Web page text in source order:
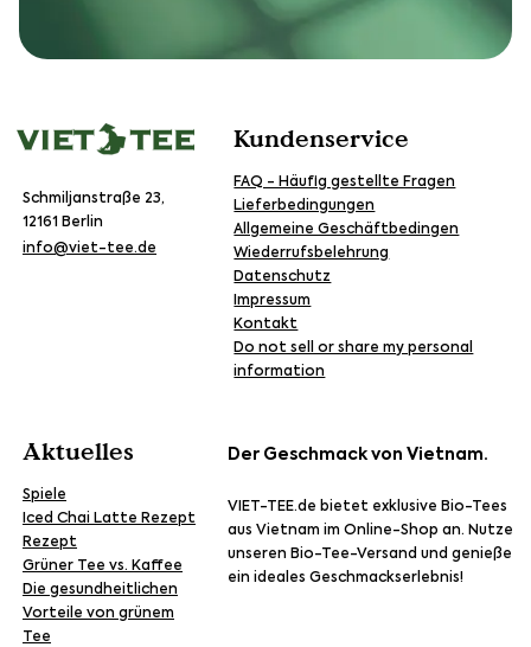
Schmiljanstraße 23,
12161 Berlin
info@viet-tee.de
Kundenservice
FAQ - Häufig gestellte Fragen
Lieferbedingungen
Allgemeine Geschäftbedingen
Wiederrufsbelehrung
Datenschutz
Impressum
Kontakt
Do not sell or share my personal
information
Aktuelles
Spiele
Iced Chai Latte Rezept
Rezept
Grüner Tee vs. Kaffee
Die gesundheitlichen
Vorteile von grünem
Tee
Der Geschmack von Vietnam.
VIET-TEE.de bietet exklusive Bio-Tees
aus Vietnam im Online-Shop an. Nutze
unseren Bio-Tee-Versand und genieße
ein ideales Geschmackserlebnis!